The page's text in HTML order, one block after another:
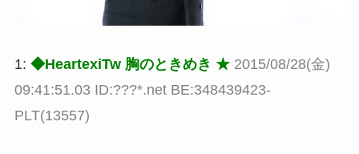
1: ◆HeartexiTw 胸のときめき ★ 2015/08/28(金)
09:41:51.03 ID:???*.net BE:348439423-
PLT(13557)